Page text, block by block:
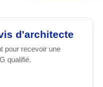
d'architecte
pour recevoir une
qualifié.